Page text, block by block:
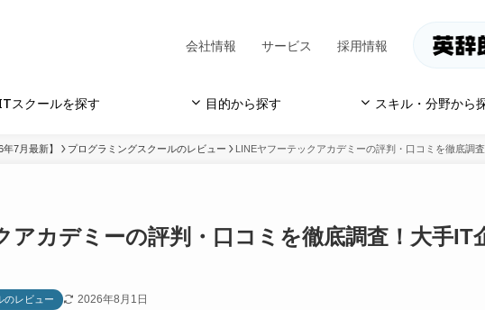
会社情報 サービス 採用情報
スクールを探す 目的から探す スキル・分野から
7月最新】 プログラミングスクールのレビュー LINEヤフーテックアカデミーの評判・口コミを徹底調
アカデミーの評判・口コミを徹底調査！大手IT
のレビュー 2026年8月1日